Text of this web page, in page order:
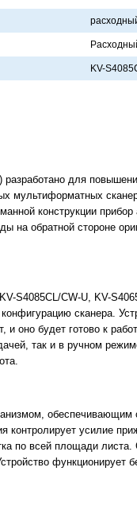
KV-
для
мультиформатных
конструкции
обратной стороне
S4085CL/CW-U, KV-
сканера.
и оно будет готово к
так и в ручном
обеспечивающим
контролирует усилие
по всей площади
функционирует